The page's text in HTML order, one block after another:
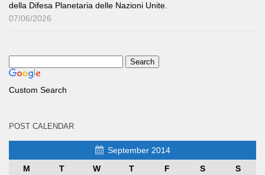
della Difesa Planetaria delle Nazioni Unite.
07/06/2026
Custom Search
POST CALENDAR
September 2014
M
T W T F S
S